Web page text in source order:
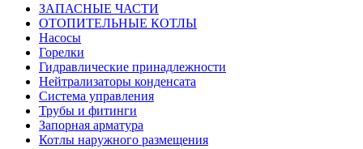
ЗАПАСНЫЕ ЧАСТИ
ОТОПИТЕЛЬНЫЕ КОТЛЫ
Насосы
Горелки
Гидравлические принадлежности
Нейтрализаторы конденсата
Система управления
Трубы и фитинги
Запорная арматура
Котлы наружного размещения